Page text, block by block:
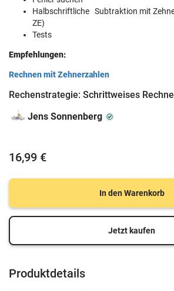
Halbschriftliche Subtraktion mit
ZE)
Tests
Empfehlungen:
Rechnen mit Zehnerzahlen
Rechenstrategie: Schrittweises
Jens Sonnenberg
16,99 €
In den Warenkorb
Jetzt kaufen
Produktdetails